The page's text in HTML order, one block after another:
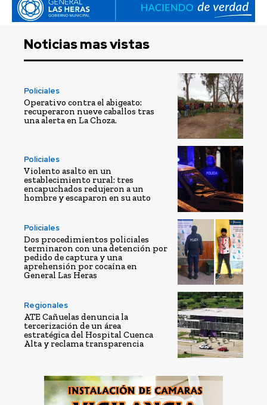
Noticias mas vistas
Policiales
Operativo contra el abigeato:
recuperaron nueve caballos tras
una alerta en La Choza.
Policiales
Violento asalto en un
establecimiento rural: tres
encapuchados redujeron a un
hombre y escaparon en su auto
Policiales
Dos procedimientos policiales
terminaron con una detención por
pedido de captura y una
aprehensión por cocaína en
General Las Heras
Regionales
ATE Cañuelas denuncia la
tercerización de un área
estratégica del Hospital Cuenca
Alta y reclama transparencia